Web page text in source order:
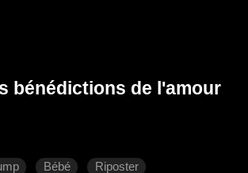
bénédictions de l'amour
Bébé Riposter